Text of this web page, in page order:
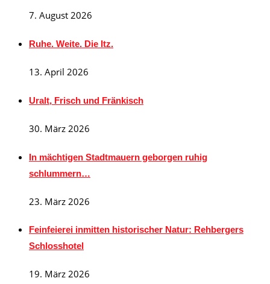
7. August 2026
Ruhe. Weite. Die Itz.
13. April 2026
Uralt, Frisch und Fränkisch
30. März 2026
In mächtigen Stadtmauern geborgen ruhig
schlummern…
23. März 2026
Feinfeierei inmitten historischer Natur: Rehbergers
Schlosshotel
19. März 2026